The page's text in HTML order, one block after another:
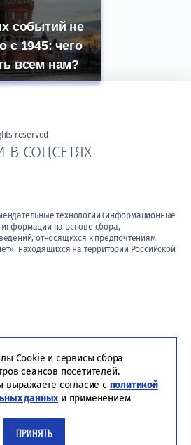
событий не
с 1945: чего
всем нам?
В СОЦСЕТЯХ
технологии (информационные
информации на основе сбора,
относящихся к предпочтениям
находящихся на территории Российской
reserved
Cookie и сервисы сбора
сеансов посетителей.
выражаете согласие с политикой
данных и применением
ПРИНЯТЬ